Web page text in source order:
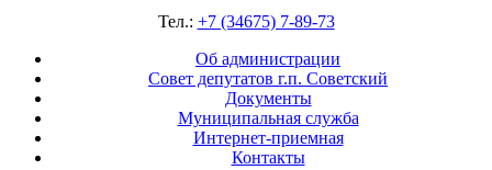
Тел.: +7 (34675) 7-89-73
Об администрации
Совет депутатов г.п. Советский
Документы
Муниципальная служба
Интернет-приемная
Контакты